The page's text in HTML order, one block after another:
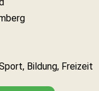
Bildung, Freizeit